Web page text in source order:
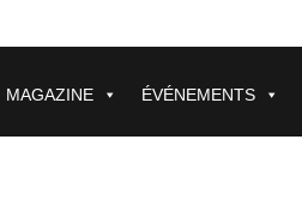
MAGAZINE ÉVÉNEMENTS